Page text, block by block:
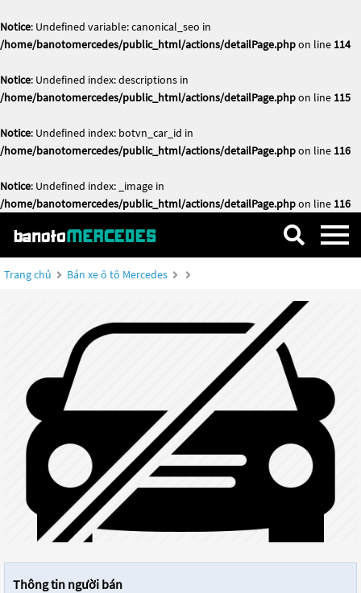
Notice: Undefined variable: canonical_seo in
/home/banotomercedes/public_html/actions/detailPage.phpon line 114
Notice: Undefined index: descriptions in
/home/banotomercedes/public_html/actions/detailPage.phpon line 115
Notice: Undefined index: botvn_car_id in
/home/banotomercedes/public_html/actions/detailPage.phpon line 116
Notice: Undefined index: _image in
/home/banotomercedes/public_html/actions/detailPage.phpon line 116
Trang chủ Bán xe ô tô Mercedes
Thông tin người bán